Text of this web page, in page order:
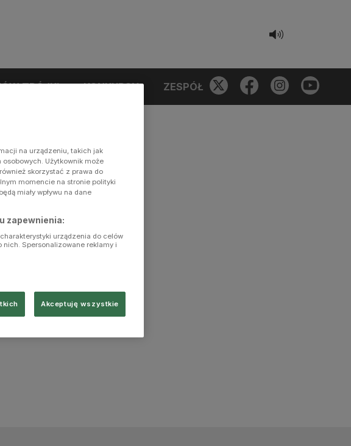
TRÓJKI KONKURSY ZESPÓŁ
na urządzeniu, takich jak
Użytkownik może
skorzystać z prawa do
momencie na stronie polityki
miały wpływu na dane
zapewnienia:
urządzenia do celów
Spersonalizowane reklamy i
Akceptuję wszystkie